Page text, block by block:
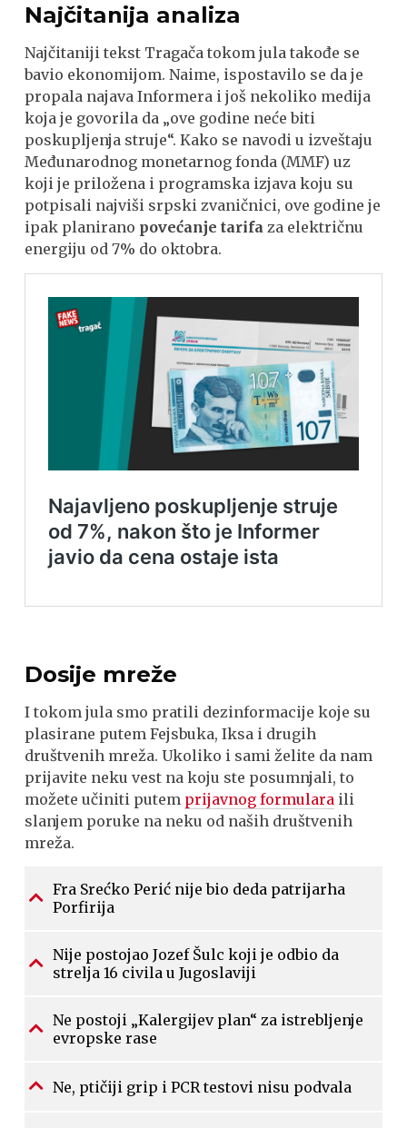
Najčitanija analiza
Najčitaniji tekst Tragača tokom jula takođe se
bavio ekonomijom. Naime, ispostavilo se da je
propala najava Informera i još nekoliko medija
koja je govorila da „ove godine neće biti
poskupljenja struje“. Kako se navodi u izveštaju
Međunarodnog monetarnog fonda (MMF) uz
koji je priložena i programska izjava koju su
potpisali najviši srpski zvaničnici, ove godine je
ipak planirano povećanje tarifaza električnu
energiju od 7% do oktobra.
Dosije mreže
I tokom jula smo pratili dezinformacije koje su
plasirane putem Fejsbuka, Iksa i drugih
društvenih mreža. Ukoliko i sami želite da nam
prijavite neku vest na koju ste posumnjali, to
možete učiniti putem prijavnog formulara ili
slanjem poruke na neku od naših društvenih
mreža.
Fra Srećko Perić nije bio deda patrijarha
Porfirija
Nije postojao Jozef Šulc koji je odbio da
strelja 16 civila u Jugoslaviji
Ne postoji „Kalergijev plan“ za istrebljenje
evropske rase
Ne, ptičiji grip i PCR testovi nisu podvala